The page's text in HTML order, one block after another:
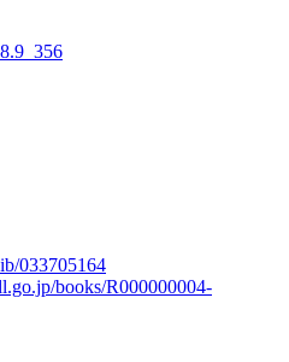
033705164
books/R000000004-